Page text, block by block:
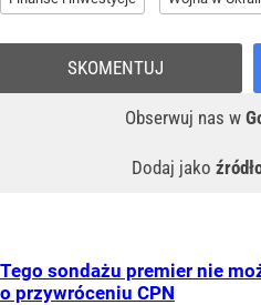
Obserwuj nas w
Dodaj jako
SKOMENTUJ
Tego sondażu premier nie
o przywróceniu CPN